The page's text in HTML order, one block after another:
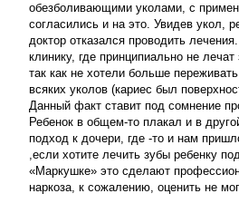
обезболивающими уколами, с
согласились и на это. Увидев укол,
доктор отказался проводить
клинику, где принципиально не
так как не хотели больше
всяких уколов (кариес был
Данный факт ставит под сомнение
Ребенок в общем-то плакал и в
подход к дочери, где -то и нам
,если хотите лечить зубы ребенку
«Маркушке» это сделают
наркоза, к сожалению, оценить не